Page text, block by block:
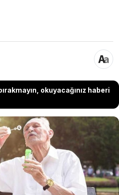
okuyacağınız haberi
'Döstädning' (Ölüm
düzenleme alışkanlıklarını
İnsanların ölmeden önce
için başlattığı bu
'Açmadan direkt çöpe